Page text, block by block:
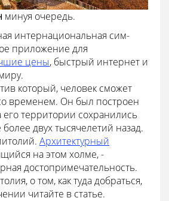
минуя очередь.
интернациональная сим-
приложение для
цены, быстрый интернет и
который, человек сможет
временем. Он был построен
его территории сохранились
двух тысячелетий назад.
Архитектурный
на этом холме, -
достопримечательность.
о том, как туда добраться,
читайте в статье.